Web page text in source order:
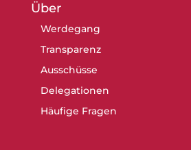
Über
Werdegang
Transparenz
Ausschüsse
Delegationen
Häufige Fragen